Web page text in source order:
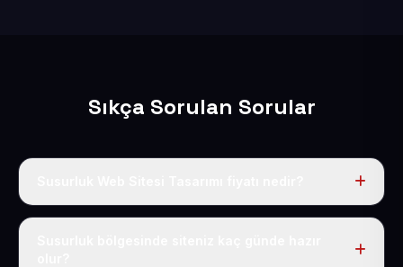
Sıkça Sorulan Sorular
Tek fiyat uygulanır: yıllık 50 USD + KDV. Bu bedele alan